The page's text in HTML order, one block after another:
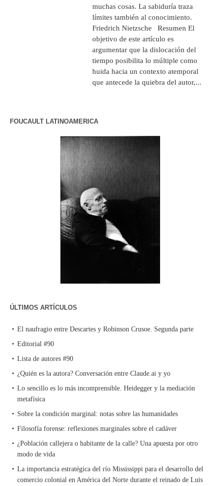
muchas cosas. La sabiduría traza
límites también al conocimiento.
Friedrich Nietzsche Resumen El
objetivo de este artículo es
argumentar que la dislocación del
tiempo posibilita lo múltiple como
huida hacia un contexto atemporal
que antecede la quiebra del autor,...
FOUCAULT LATINOAMERICA
ÚLTIMOS ARTÍCULOS
El naufragio entre Descartes y Robinson Crusoe. Segunda parte
Editorial #90
Lista de autores #90
¿Quién es la autora? Conversación entre Claude.ai y yo
Lo sencillo es lo más incomprensible. Heidegger y la mediación
metafísica
Sobre la condición marginal: notas sobre las humanidades
Filosofía forense: reflexiones marginales sobre el cadáver
¿Población callejera o habitante de la calle? Una apuesta por otro
modo de vida
La importancia estratégica del río Mississippi para el desarrollo del
comercio colonial en América del Norte durante el reinado de Luis